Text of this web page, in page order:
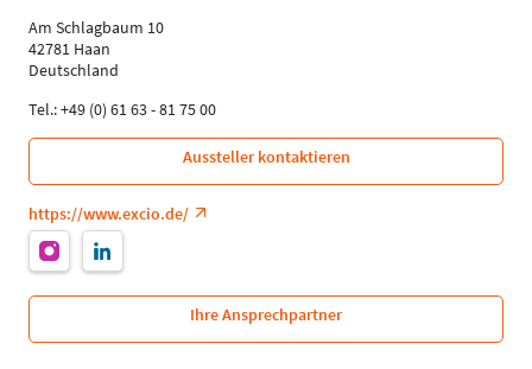
Am Schlagbaum 10
42781 Haan
Deutschland
Tel.: +49 (0) 61 63 - 81 75 00
Aussteller kontaktieren
https://www.excio.de/
Ihre Ansprechpartner